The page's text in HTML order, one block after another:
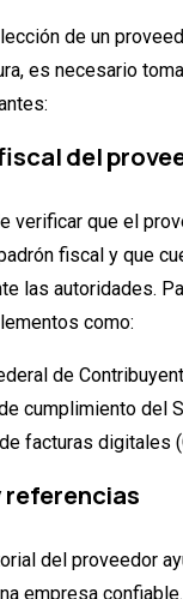
de un
es necesario
del
verificar que el
fiscal y que
las autoridades.
como:
de
cumplimiento del
facturas digitales
referencias
del proveedor
empresa